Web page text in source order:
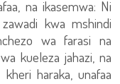
na ikasemwa: Ni
kwa mshindi
wa farasi na
kueleza jahazi, na
haraka, unafaa